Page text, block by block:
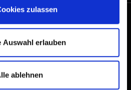
zulassen
Auswahl erlauben
ablehnen